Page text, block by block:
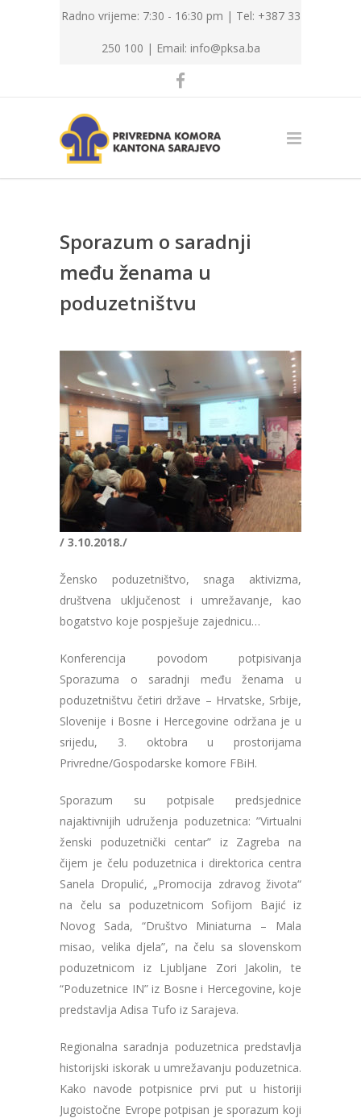
Radno vrijeme: 7:30 - 16:30 pm | Tel: +387 33
250 100 | Email: info@pksa.ba
Sporazum o saradnji
među ženama u
poduzetništvu
/ 3.10.2018./
Žensko poduzetništvo, snaga aktivizma,
društvena uključenost i umrežavanje, kao
bogatstvo koje pospješuje zajednicu…
Konferencija povodom potpisivanja
Sporazuma o saradnji među ženama u
poduzetništvu četiri države – Hrvatske, Srbije,
Slovenije i Bosne i Hercegovine održana je u
srijedu, 3. oktobra u prostorijama
Privredne/Gospodarske komore FBiH.
Sporazum su potpisale predsjednice
najaktivnijih udruženja poduzetnica: ”Virtualni
ženski poduzetnički centar” iz Zagreba na
čijem je čelu poduzetnica i direktorica centra
Sanela Dropulić, „Promocija zdravog života“
na čelu sa poduzetnicom Sofijom Bajić iz
Novog Sada, “Društvo Miniaturna – Mala
misao, velika djela”, na čelu sa slovenskom
poduzetnicom iz Ljubljane Zori Jakolin, te
“Poduzetnice IN” iz Bosne i Hercegovine, koje
predstavlja Adisa Tufo iz Sarajeva.
Regionalna saradnja poduzetnica predstavlja
historijski iskorak u umrežavanju poduzetnica.
Kako navode potpisnice prvi put u historiji
Jugoistočne Evrope potpisan je sporazum koji